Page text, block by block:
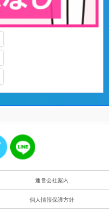
運営会社案内
個人情報保護方針